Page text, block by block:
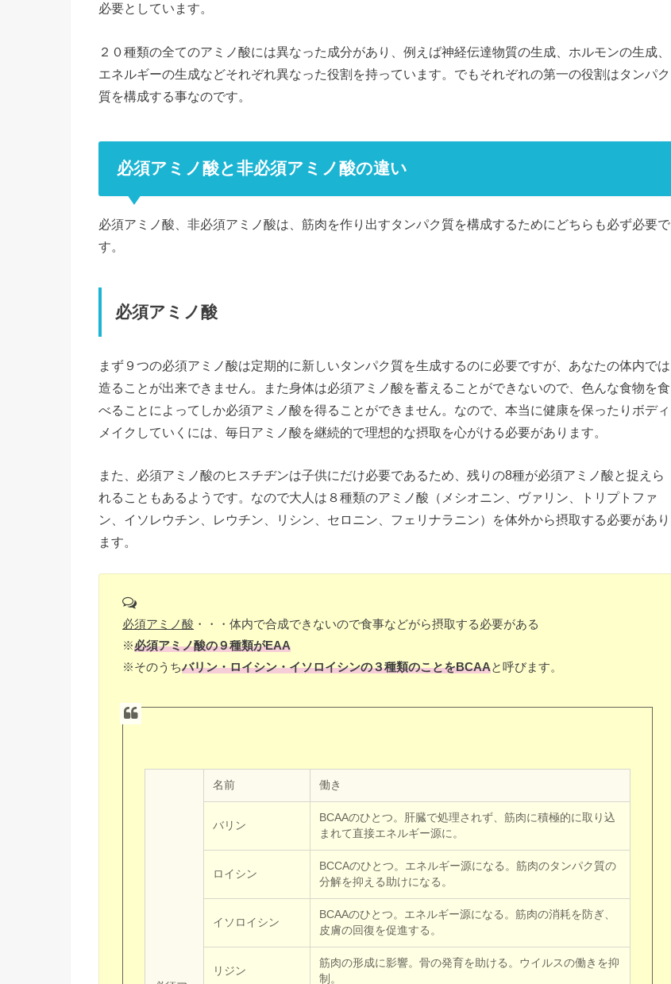
必要としています。
２０種類の全てのアミノ酸には異なった成分があり、例えば神経伝達物質の生成、ホルモンの生成、
エネルギーの生成などそれぞれ異なった役割を持っています。でもそれぞれの第一の役割はタンパク
質を構成する事なのです。
必須アミノ酸と非必須アミノ酸の違い
必須アミノ酸、非必須アミノ酸は、筋肉を作り出すタンパク質を構成するためにどちらも必ず必要で
す。
必須アミノ酸
まず９つの必須アミノ酸は定期的に新しいタンパク質を生成するのに必要ですが、あなたの体内では
造ることが出来できません。また身体は必須アミノ酸を蓄えることができないので、色んな食物を食
べることによってしか必須アミノ酸を得ることができません。なので、本当に健康を保ったりボディ
メイクしていくには、毎日アミノ酸を継続的で理想的な摂取を心がける必要があります。
また、必須アミノ酸のヒスチヂンは子供にだけ必要であるため、残りの8種が必須アミノ酸と捉えら
れることもあるようです。なので大人は８種類のアミノ酸（メシオニン、ヴァリン、トリプトファ
ン、イソレウチン、レウチン、リシン、セロニン、フェリナラニン）を体外から摂取する必要があり
ます。
必須アミノ酸 ・・・体内で合成できないので食事などがら摂取する必要がある
※必須アミノ酸の９種類がEAA
※そのうちバリン・ロイシン・イソロイシンの３種類のことをBCAAと呼びます。
名前 働き
バリン
BCAAのひとつ。肝臓で処理されず、筋肉に積極的に取り込
まれて直接エネルギー源に。
ロイシン
BCCAのひとつ。エネルギー源になる。筋肉のタンパク質の
分解を抑える助けになる。
イソロイシン
BCAAのひとつ。エネルギー源になる。筋肉の消耗を防ぎ、
皮膚の回復を促進する。
リジン
筋肉の形成に影響。骨の発育を助ける。ウイルスの働きを抑
制。